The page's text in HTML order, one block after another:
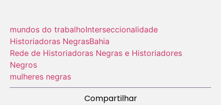
mundos do trabalhoInterseccionalidade
Historiadoras NegrasBahia
Rede de Historiadoras Negras e Historiadores
Negros
mulheres negras
Compartilhar